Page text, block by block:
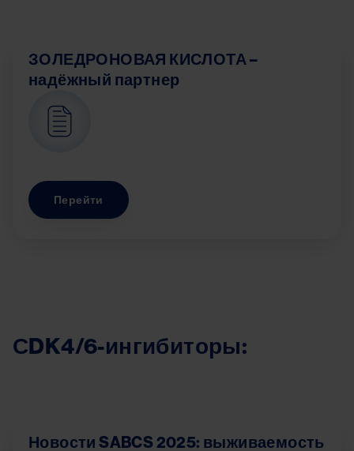
ЗОЛЕДРОНОВАЯ КИСЛОТА –
надёжный партнер
Перейти
СDK4/6-ингибиторы:
Новости SABCS 2025: выживаемость